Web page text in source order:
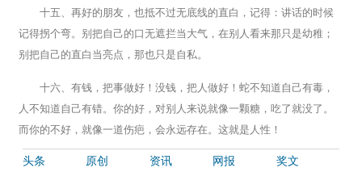
十五、再好的朋友，也抵不过无底线的直白，记得：讲话的时候
记得拐个弯。别把自己的口无遮拦当大气，在别人看来那只是幼稚；
别把自己的直白当亮点，那也只是自私。
十六、有钱，把事做好！没钱，把人做好！蛇不知道自己有毒，
人不知道自己有错。你的好，对别人来说就像一颗糖，吃了就没了。
而你的不好，就像一道伤疤，会永远存在。这就是人性！
头条 原创 资讯 网报
奖文